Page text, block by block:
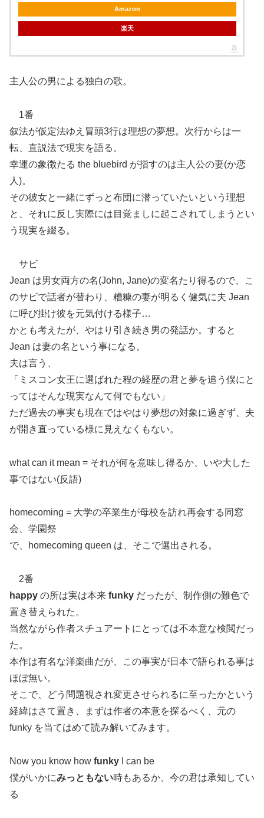
Amazon
楽天
主人公の男による独白の歌。
1番
叙法が仮定法ゆえ冒頭3行は理想の夢想。次行からは一
転、直説法で現実を語る。
幸運の象徴たる the bluebird が指すのは主人公の妻(か恋
人)。
その彼女と一緒にずっと布団に潜っていたいという理想
と、それに反し実際には目覚ましに起こされてしまうとい
う現実を綴る。
サビ
Jean は男女両方の名(John, Jane)の変名たり得るので、こ
のサビで話者が替わり、糟糠の妻が明るく健気に夫 Jean
に呼び掛け彼を元気付ける様子…
かとも考えたが、やはり引き続き男の発話か。すると
Jean は妻の名という事になる。
夫は言う、
「ミスコン女王に選ばれた程の経歴の君と夢を追う僕にと
ってはそんな現実なんて何でもない」
ただ過去の事実も現在ではやはり夢想の対象に過ぎず、夫
が開き直っている様に見えなくもない。
what can it mean = それが何を意味し得るか、いや大した
事ではない(反語)
homecoming = 大学の卒業生が母校を訪れ再会する同窓
会、学園祭
で、homecoming queen は、そこで選出される。
2番
happy の所は実は本来 funky だったが、制作側の難色で
置き替えられた。
当然ながら作者スチュアートにとっては不本意な検閲だっ
た。
本作は有名な洋楽曲だが、この事実が日本で語られる事は
ほぼ無い。
そこで、どう問題視され変更させられるに至ったかという
経緯はさて置き、まずは作者の本意を探るべく、元の
funky を当てはめて読み解いてみます。
Now you know how funky I can be
僕がいかにみっともない時もあるか、今の君は承知してい
る